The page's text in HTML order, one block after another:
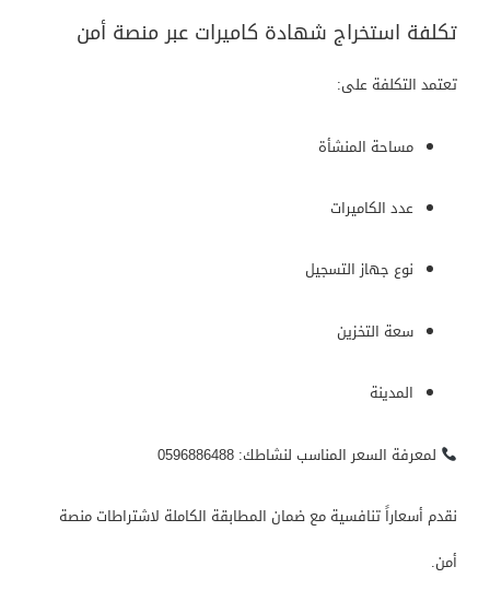
تكلفة استخراج شهادة كاميرات عبر منصة أمن
تعتمد التكلفة على:
مساحة المنشأة
عدد الكاميرات
نوع جهاز التسجيل
سعة التخزين
المدينة
لمعرفة السعر المناسب لنشاطك: 0596886488
نقدم أسعاراً تنافسية مع ضمان المطابقة الكاملة لاشتراطات منصة
أمن.